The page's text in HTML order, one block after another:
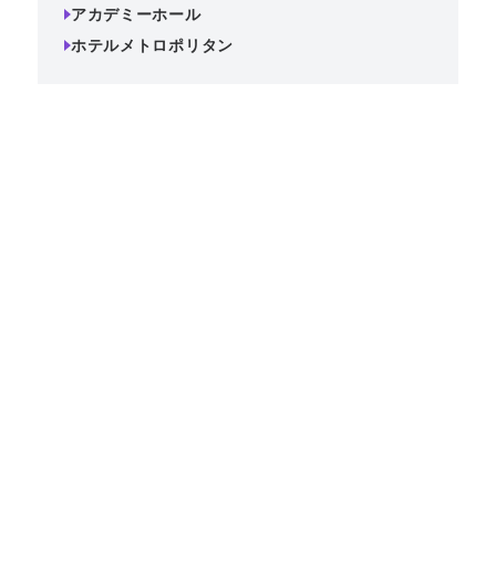
アカデミーホール
ホテルメトロポリタン